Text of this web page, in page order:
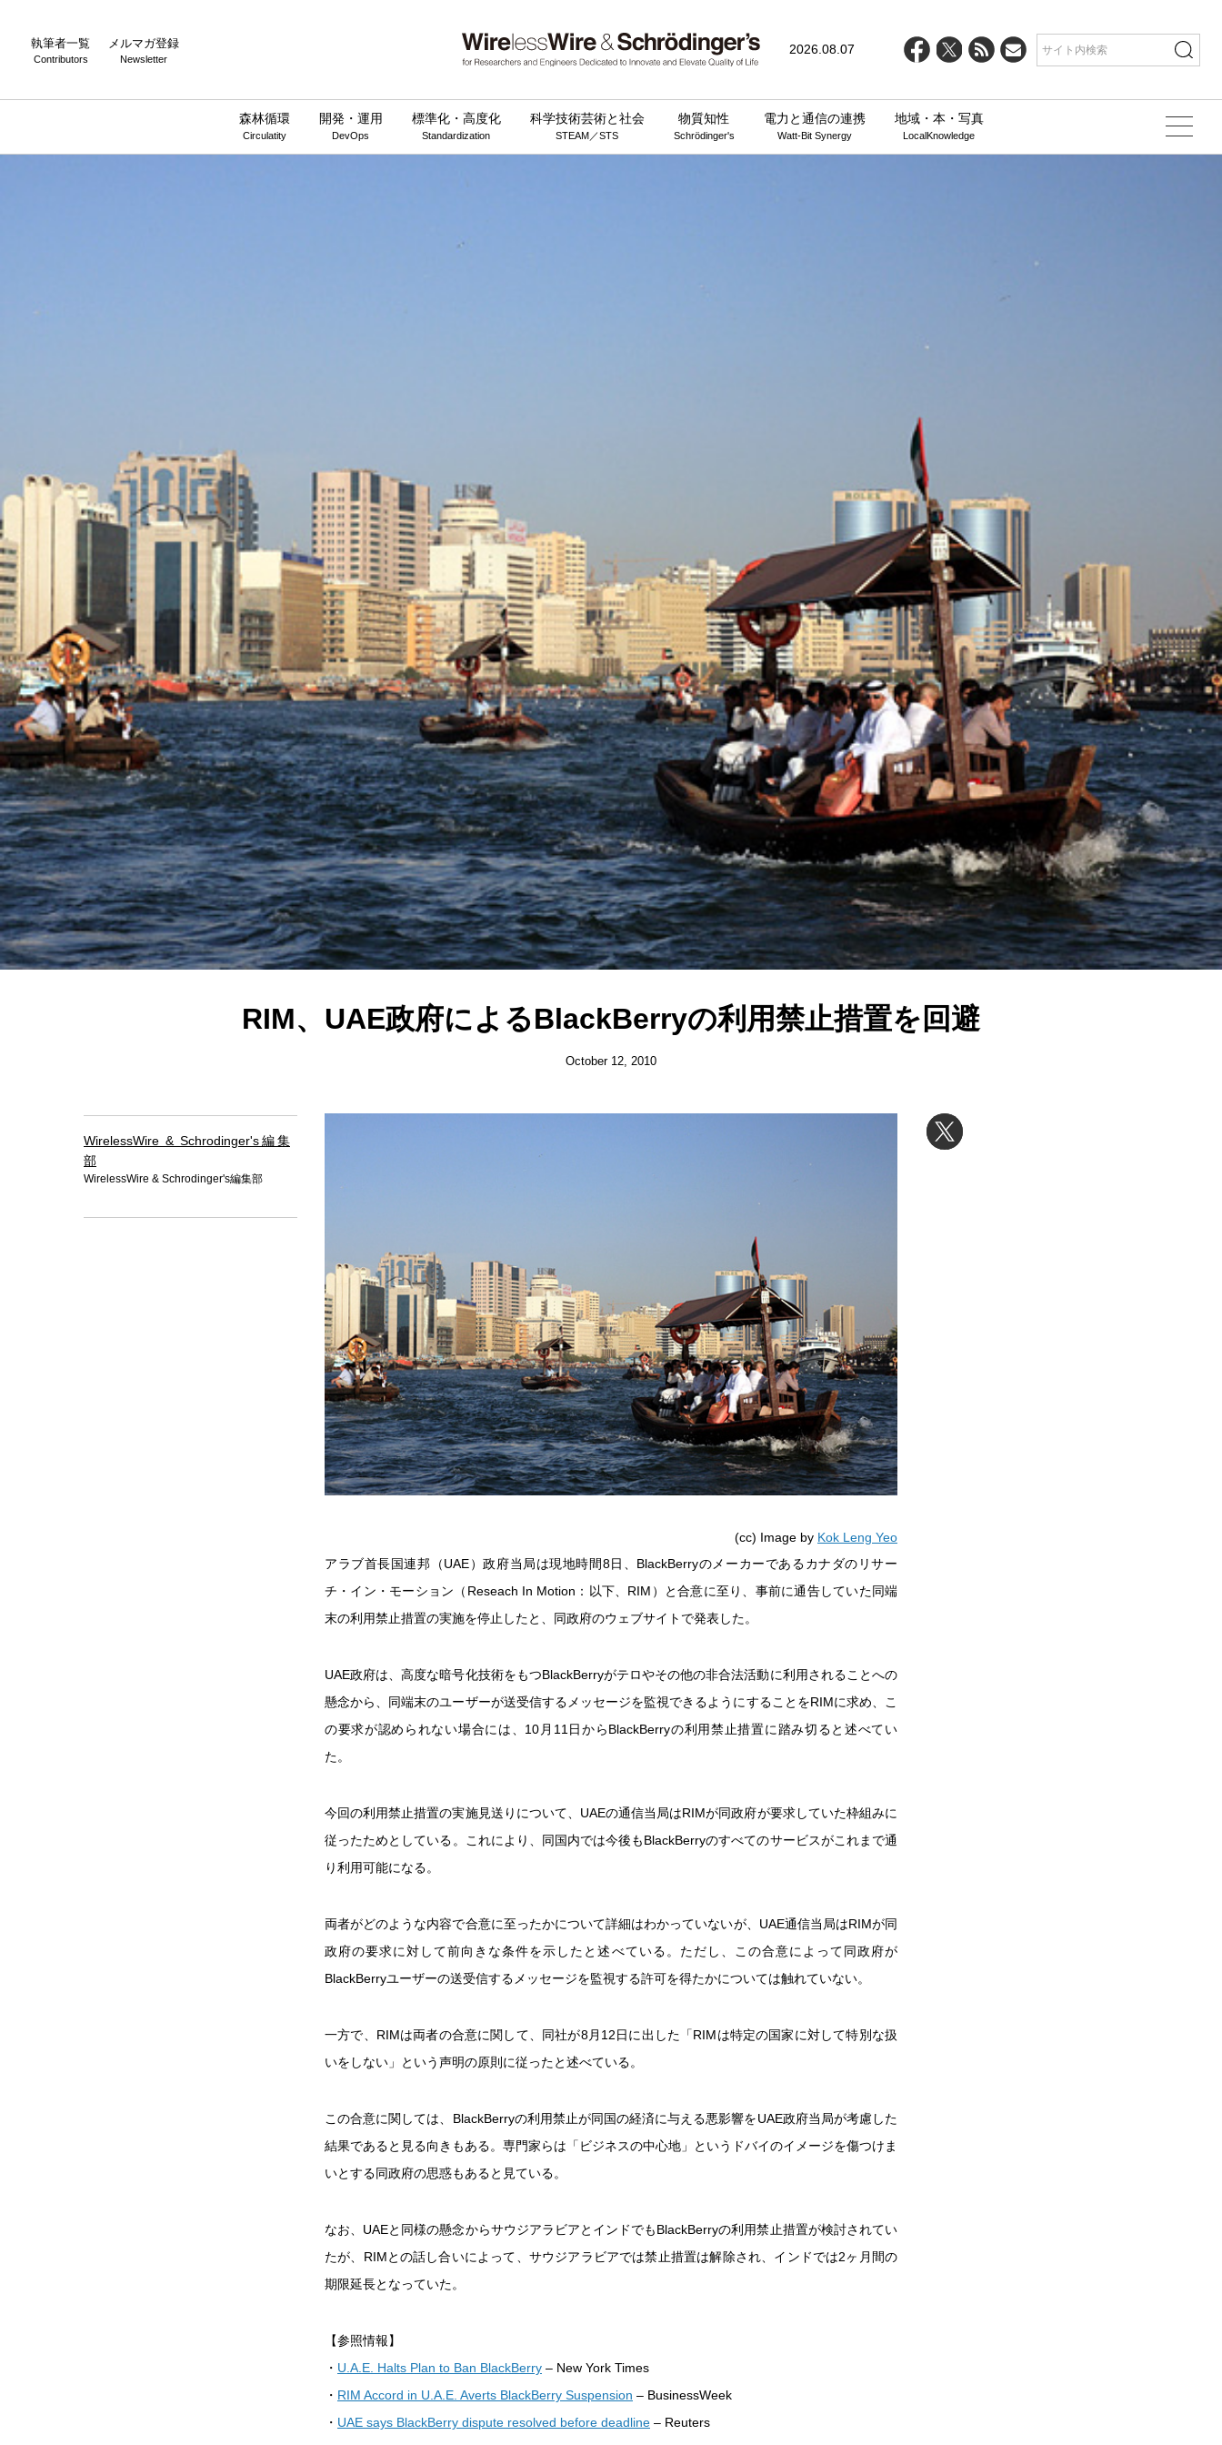
執筆者一覧
Contributors
メルマガ登録
Newsletter
2026.08.07
森林循環
Circulatity
開発・運用
DevOps
標準化・高度化
Standardization
科学技術芸術と社会
STEAM／STS
物質知性
Schrödinger's
電力と通信の連携
Watt-Bit Synergy
地域・本・写真
LocalKnowledge
RIM、UAE政府によるBlackBerryの利用禁止措置を回避
October 12, 2010
WirelessWire & Schrodinger's編集
部
WirelessWire & Schrodinger's編集部
(cc) Image by Kok Leng Yeo
アラブ首長国連邦（UAE）政府当局は現地時間8日、BlackBerryのメーカーであるカナダのリサー
チ・イン・モーション（Reseach In Motion：以下、RIM）と合意に至り、事前に通告していた同端
末の利用禁止措置の実施を停止したと、同政府のウェブサイトで発表した。
UAE政府は、高度な暗号化技術をもつBlackBerryがテロやその他の非合法活動に利用されることへの
懸念から、同端末のユーザーが送受信するメッセージを監視できるようにすることをRIMに求め、こ
の要求が認められない場合には、10月11日からBlackBerryの利用禁止措置に踏み切ると述べてい
た。
今回の利用禁止措置の実施見送りについて、UAEの通信当局はRIMが同政府が要求していた枠組みに
従ったためとしている。これにより、同国内では今後もBlackBerryのすべてのサービスがこれまで通
り利用可能になる。
両者がどのような内容で合意に至ったかについて詳細はわかっていないが、UAE通信当局はRIMが同
政府の要求に対して前向きな条件を示したと述べている。ただし、この合意によって同政府が
BlackBerryユーザーの送受信するメッセージを監視する許可を得たかについては触れていない。
一方で、RIMは両者の合意に関して、同社が8月12日に出した「RIMは特定の国家に対して特別な扱
いをしない」という声明の原則に従ったと述べている。
この合意に関しては、BlackBerryの利用禁止が同国の経済に与える悪影響をUAE政府当局が考慮した
結果であると見る向きもある。専門家らは「ビジネスの中心地」というドバイのイメージを傷つけま
いとする同政府の思惑もあると見ている。
なお、UAEと同様の懸念からサウジアラビアとインドでもBlackBerryの利用禁止措置が検討されてい
たが、RIMとの話し合いによって、サウジアラビアでは禁止措置は解除され、インドでは2ヶ月間の
期限延長となっていた。
【参照情報】
・ U.A.E. Halts Plan to Ban BlackBerry – New York Times
・ RIM Accord in U.A.E. Averts BlackBerry Suspension – BusinessWeek
・ UAE says BlackBerry dispute resolved before deadline – Reuters